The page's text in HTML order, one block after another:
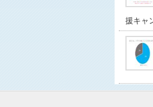
援キャ